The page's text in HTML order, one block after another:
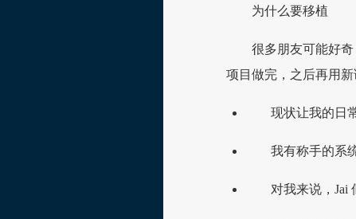
为什么要移植
很多朋友可能好
项目做完，之后再用
现状让我的日
我有称手的系
对我来说，Jai